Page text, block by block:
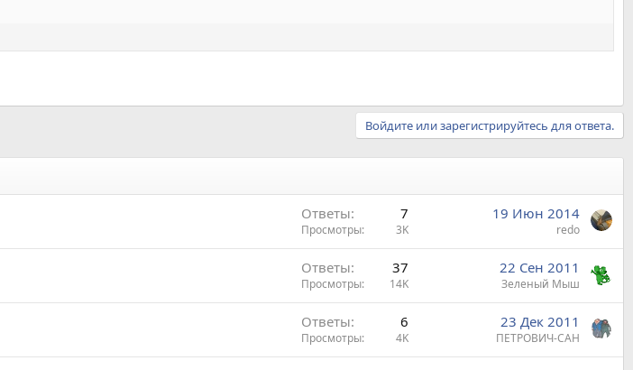
Войдите или зарегистрируйтесь для ответа.
Ответы 7
Просмотры 3K
19 Июн 2014
redo
Ответы 37
Просмотры 14K
22 Сен 2011
Зеленый Мыш
Ответы 6
Просмотры 4K
23 Дек 2011
ПЕТРОВИЧ-САН